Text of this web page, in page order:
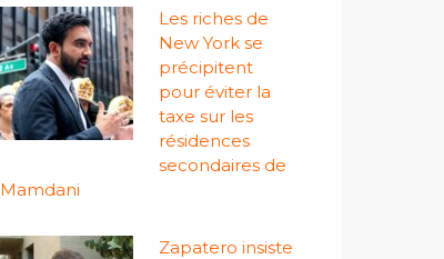
Les riches de
New York se
précipitent
pour éviter la
taxe sur les
résidences
secondaires de
Mamdani
Zapatero insiste